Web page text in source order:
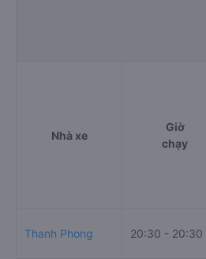
Nhà xe
Giờ
chạy
Thanh Phong 20:30 - 20:30